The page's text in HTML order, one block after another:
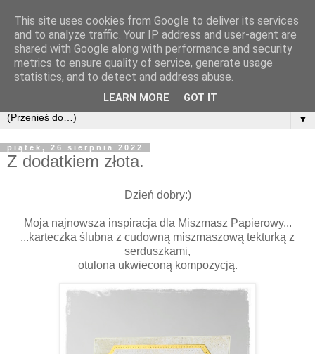
▼
piątek, 26 sierpnia 2022
Z dodatkiem złota.
Dzień dobry:)
Moja najnowsza inspiracja dla Miszmasz Papierowy...
...karteczka ślubna z cudowną miszmaszową tekturką z
serduszkami,
otulona ukwieconą kompozycją.
This site uses cookies from Google to deliver its services
and to analyze traffic. Your IP address and user-agent are
shared with Google along with performance and security
metrics to ensure quality of service, generate usage
statistics, and to detect and address abuse.
LEARN MORE GOT IT